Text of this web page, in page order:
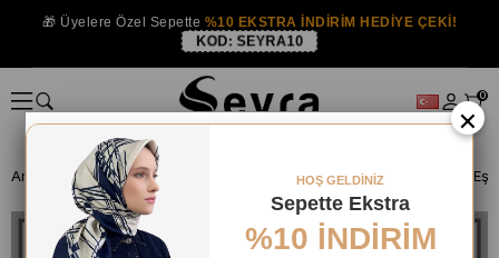
🎁 Üyelere Özel Sepette %10 EKSTRA İNDİRİM HEDİYE ÇEKİ!
KOD: SEYRA10
0
Anasayfa İPEK EŞARP Armine İpek 2025 Yaz Armine Tivil İpek
×
HOŞ GELDİNİZ
Sepette Ekstra
%10 İNDİRİM